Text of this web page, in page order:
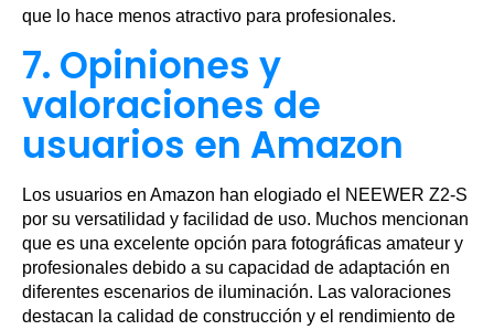
que lo hace menos atractivo para profesionales.
7. Opiniones y
valoraciones de
usuarios en Amazon
Los usuarios en Amazon han elogiado el NEEWER Z2-S
por su versatilidad y facilidad de uso. Muchos mencionan
que es una excelente opción para fotográficas amateur y
profesionales debido a su capacidad de adaptación en
diferentes escenarios de iluminación. Las valoraciones
destacan la calidad de construcción y el rendimiento de